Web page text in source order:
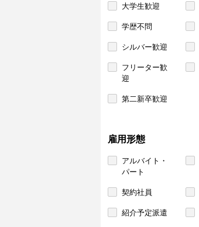
大学生歓迎
学歴不問
シルバー歓迎
フリーター歓
迎
第二新卒歓迎
雇用形態
アルバイト・
パート
契約社員
紹介予定派遣